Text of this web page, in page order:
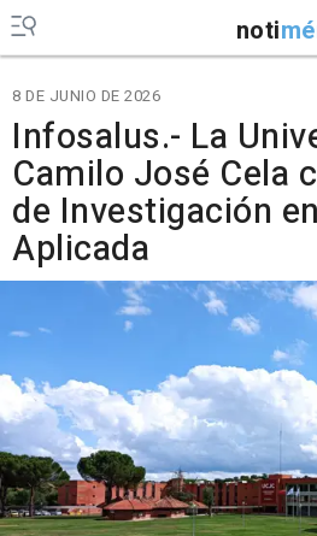
noti
8 DE JUNIO DE 2026
Infosalus.- La
Camilo José Cela
de Investigación
Aplicada